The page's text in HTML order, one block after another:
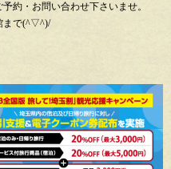
約・お問い合わせ下さいませ。
まで(^▽^)/